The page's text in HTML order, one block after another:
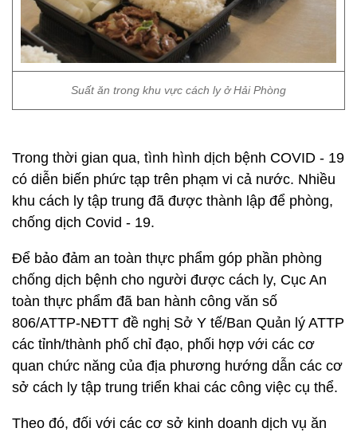
Suất ăn trong khu vực cách ly ở Hải Phòng
Trong thời gian qua, tình hình dịch bệnh COVID - 19
có diễn biến phức tạp trên phạm vi cả nước. Nhiều
khu cách ly tập trung đã được thành lập để phòng,
chống dịch Covid - 19.
Để bảo đảm an toàn thực phẩm góp phần phòng
chống dịch bệnh cho người được cách ly, Cục An
toàn thực phẩm đã ban hành công văn số
806/ATTP-NĐTT đề nghị Sở Y tế/Ban Quản lý ATTP
các tỉnh/thành phố chỉ đạo, phối hợp với các cơ
quan chức năng của địa phương hướng dẫn các cơ
sở cách ly tập trung triển khai các công việc cụ thể.
Theo đó, đối với các cơ sở kinh doanh dịch vụ ăn